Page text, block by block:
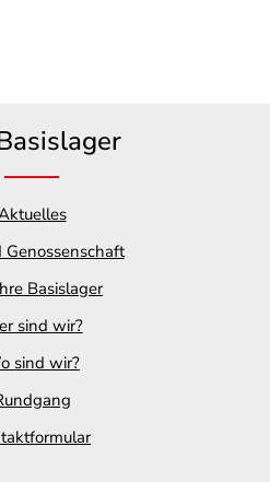
Basislager
sind wir?
sind wir?